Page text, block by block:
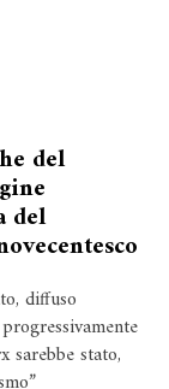
del
del
diffuso
stato,